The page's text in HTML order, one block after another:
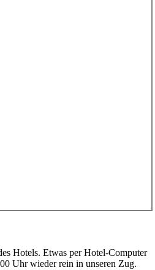
Hotels. Etwas per Hotel-Computer
Uhr wieder rein in unseren Zug.